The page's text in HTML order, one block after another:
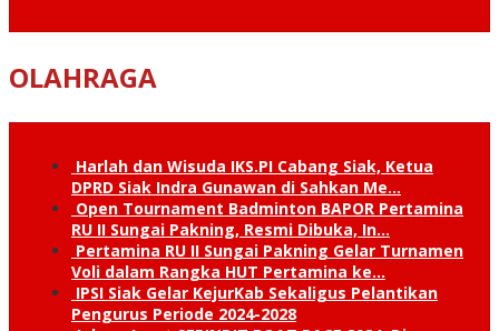
OLAHRAGA
Harlah dan Wisuda IKS.PI Cabang Siak, Ketua
DPRD Siak Indra Gunawan di Sahkan Me…
Open Tournament Badminton BAPOR Pertamina
RU II Sungai Pakning, Resmi Dibuka, In…
Pertamina RU II Sungai Pakning Gelar Turnamen
Voli dalam Rangka HUT Pertamina ke…
IPSI Siak Gelar KejurKab Sekaligus Pelantikan
Pengurus Periode 2024-2028